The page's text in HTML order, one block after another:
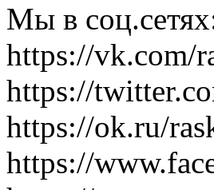
Мы в
https://vk.com/
https://
https://ok.ru/
https://